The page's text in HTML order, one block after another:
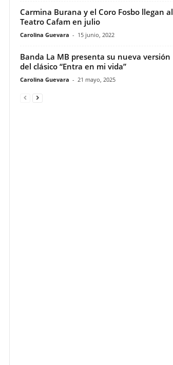
Carmina Burana y el Coro Fosbo llegan al
Teatro Cafam en julio
Carolina Guevara - 15 junio, 2022
Banda La MB presenta su nueva versión
del clásico “Entra en mi vida”
Carolina Guevara - 21 mayo, 2025